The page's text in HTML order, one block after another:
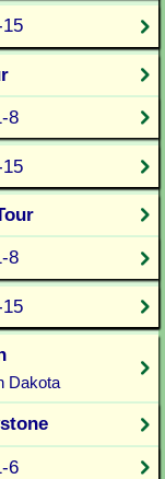
8
8
Dakota
6